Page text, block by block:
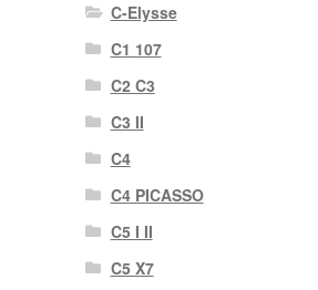
C-Elysse
C1 107
C2 C3
C3 II
C4
C4 PICASSO
C5 I II
C5 X7